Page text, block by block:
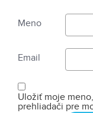
Meno
Email
Uložiť moje
prehliadači pre